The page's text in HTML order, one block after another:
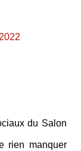
du Salon
rien manquer